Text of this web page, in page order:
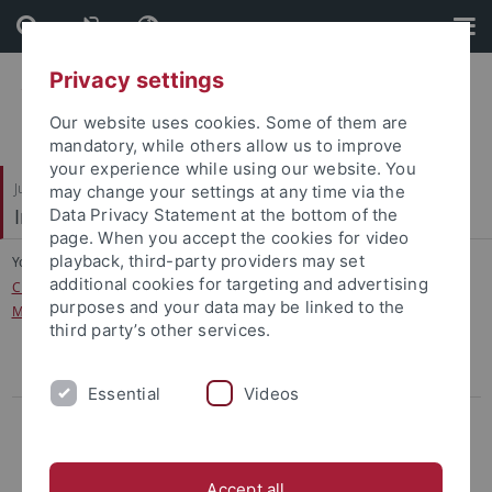
Skip
to
content
Skip
to
footer
Juristische Fakultät
Institut für Kriminologie
You are here: Startseite
...
Criminology of Place – Möglichkeiten und Grenzen für die polizeiliche
Maßnahmengestaltung –
Aufnahme in den Verteiler
Gefährliche Orte oder gefährliche Kameras? Die
Videoüberwachung im öffentlichen Raum
Privacy settings
Our website uses cookies. Some of them are
mandatory, while others allow us to improve
your experience while using our website. You
may change your settings at any time via the
Data Privacy Statement at the bottom of the
page. When you accept the cookies for video
playback, third-party providers may set
additional cookies for targeting and advertising
purposes and your data may be linked to the
third party’s other services.
Essential Videos